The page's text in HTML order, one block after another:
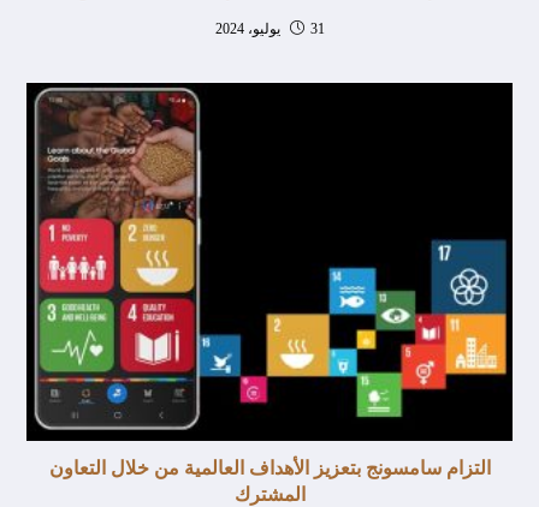
31 يوليو، 2024
التزام سامسونج بتعزيز الأهداف العالمية من خلال التعاون
المشترك